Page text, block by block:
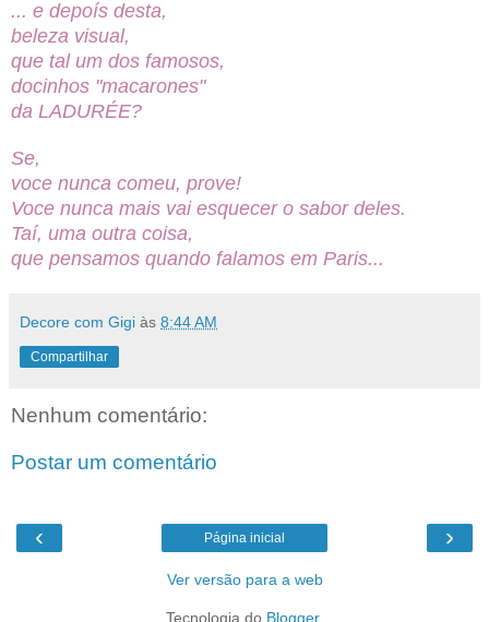
... e depoís desta,
beleza visual,
que tal um dos famosos,
docinhos "macarones"
da LADURÉE?
Se,
voce nunca comeu, prove!
Voce nunca mais vai esquecer o sabor deles.
Taí, uma outra coisa,
que pensamos quando falamos em Paris...
Decore com Gigi às 8:44 AM
Compartilhar
Nenhum comentário:
Postar um comentário
‹ ›
Página inicial
Ver versão para a web
Tecnologia do Blogger.